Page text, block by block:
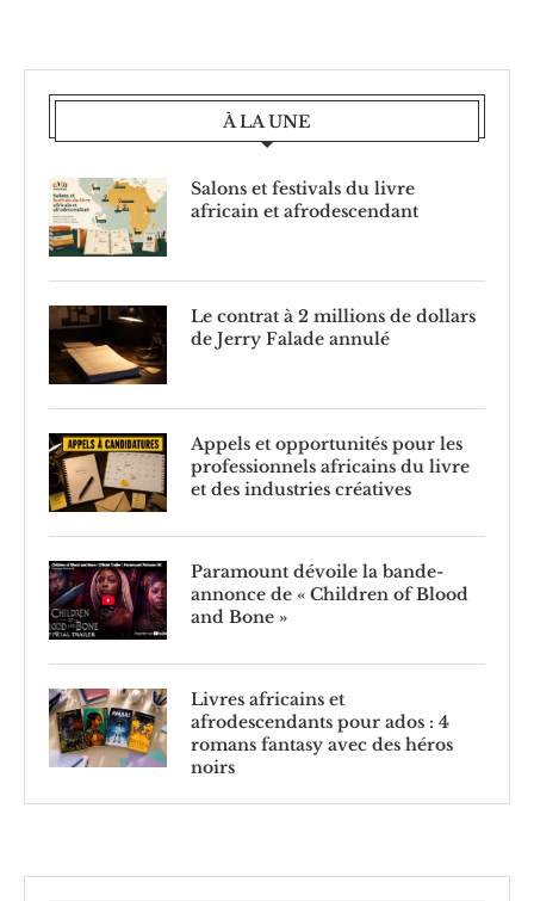
À LA UNE
Salons et festivals du livre
africain et afrodescendant
Le contrat à 2 millions de dollars
de Jerry Falade annulé
Appels et opportunités pour les
professionnels africains du livre
et des industries créatives
Paramount dévoile la bande-
annonce de « Children of Blood
and Bone »
Livres africains et
afrodescendants pour ados : 4
romans fantasy avec des héros
noirs